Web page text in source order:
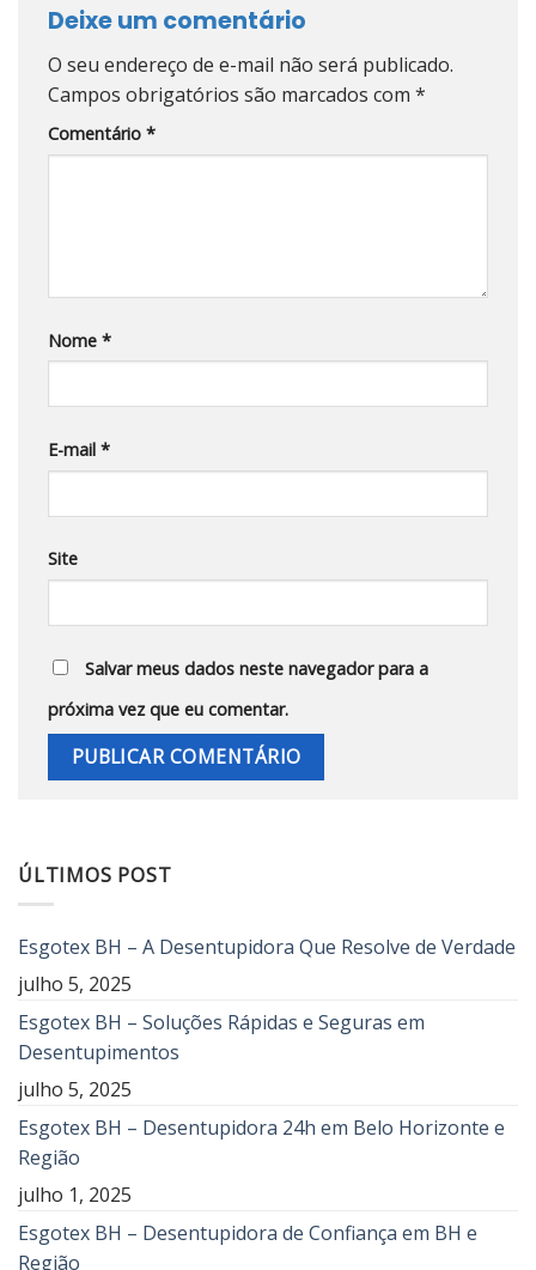
Deixe um comentário
O seu endereço de e-mail não será publicado.
Campos obrigatórios são marcados com *
Comentário *
Nome *
E-mail *
Site
Salvar meus dados neste navegador para a
próxima vez que eu comentar.
ÚLTIMOS POST
Esgotex BH – A Desentupidora Que Resolve de Verdade
julho 5, 2025
Esgotex BH – Soluções Rápidas e Seguras em
Desentupimentos
julho 5, 2025
Esgotex BH – Desentupidora 24h em Belo Horizonte e
Região
julho 1, 2025
Esgotex BH – Desentupidora de Confiança em BH e
Região